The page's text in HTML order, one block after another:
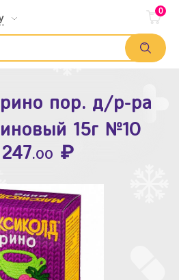
0
пор. д/р-ра
15г №10
247.00 ₽
п.п.о. 10мг №10
109.80 ₽